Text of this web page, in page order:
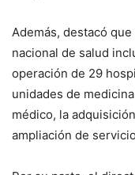
Además, destacó
nacional de salud
operación de 29
unidades de
médico, la
ampliación de